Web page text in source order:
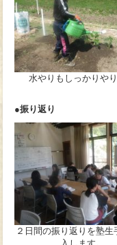
水やりもしっかりや
●振り返り
２日間の振り返りを塾生